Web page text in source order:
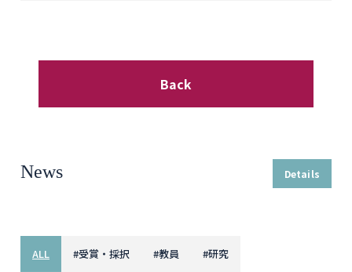
Back
News Details
ALL #受賞・採択 #教員 #研究